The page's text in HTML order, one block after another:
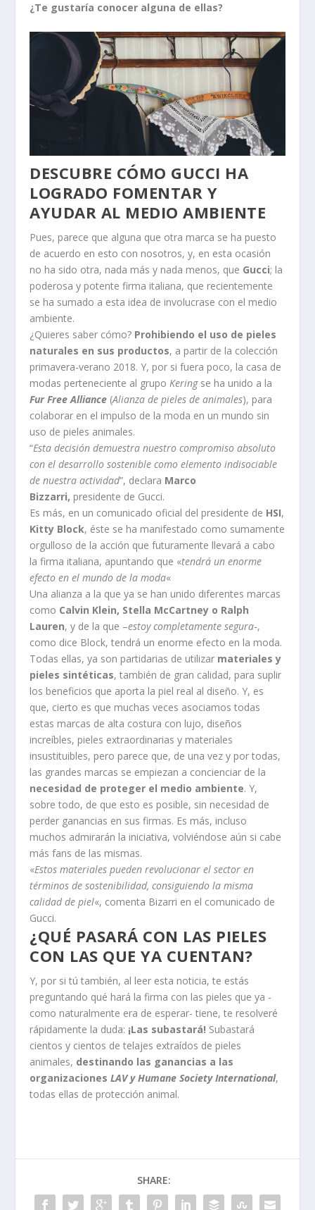
¿Te gustaría conocer alguna de ellas?
DESCUBRE CÓMO GUCCI HA
LOGRADO FOMENTAR Y
AYUDAR AL MEDIO AMBIENTE
Pues, parece que alguna que otra marca se ha puesto
de acuerdo en esto con nosotros, y, en esta ocasión
no ha sido otra, nada más y nada menos, que Gucci; la
poderosa y potente firma italiana, que recientemente
se ha sumado a esta idea de involucrase con el medio
ambiente.
¿Quieres saber cómo? Prohibiendo el uso de pieles
naturales en sus productos, a partir de la colección
primavera-verano 2018. Y, por si fuera poco, la casa de
modas perteneciente al grupo Keringse ha unido a la
Fur Free Alliance (Alianza de pieles de animales), para
colaborar en el impulso de la moda en un mundo sin
uso de pieles animales.
“Esta decisión demuestra nuestrocompromiso absoluto
con el desarrollo sostenible como elemento indisociable
de nuestra actividad”, declara Marco
Bizzarri, presidente de Gucci.
Es más, en un comunicado oficial del presidente de HSI,
Kitty Block, éste se ha manifestado como sumamente
orgulloso de la acción que futuramente llevará a cabo
la firma italiana, apuntando que «tendrá un enorme
efecto en el mundo de la moda«
Una alianza a la que ya se han unido diferentes marcas
como Calvin Klein, Stella McCartney o Ralph
Lauren, y de la que –estoy completamente segura-,
como dice Block, tendrá un enorme efecto en la moda.
Todas ellas, ya son partidarias de utilizar materiales y
pieles sintéticas, también de gran calidad, para suplir
los beneficios que aporta la piel real al diseño. Y, es
que, cierto es que muchas veces asociamos todas
estas marcas de alta costura con lujo, diseños
increíbles, pieles extraordinarias y materiales
insustituibles, pero parece que, de una vez y por todas,
las grandes marcas se empiezan a concienciar de la
necesidad de proteger el medio ambiente. Y,
sobre todo, de que esto es posible, sin necesidad de
perder ganancias en sus firmas. Es más, incluso
muchos admirarán la iniciativa, volviéndose aún si cabe
más fans de las mismas.
«Estos materiales pueden revolucionar el sector en
términos de sostenibilidad, consiguiendo la misma
calidad de piel«, comenta Bizarri en el comunicado de
Gucci.
¿QUÉ PASARÁ CON LAS PIELES
CON LAS QUE YA CUENTAN?
Y, por si tú también, al leer esta noticia, te estás
preguntando qué hará la firma con las pieles que ya -
como naturalmente era de esperar- tiene, te resolveré
rápidamente la duda: ¡Las subastará! Subastará
cientos y cientos de telajes extraídos de pieles
animales, destinando las ganancias a las
organizacionesLAV y Humane Society International,
todas ellas de protección animal.
SHARE: